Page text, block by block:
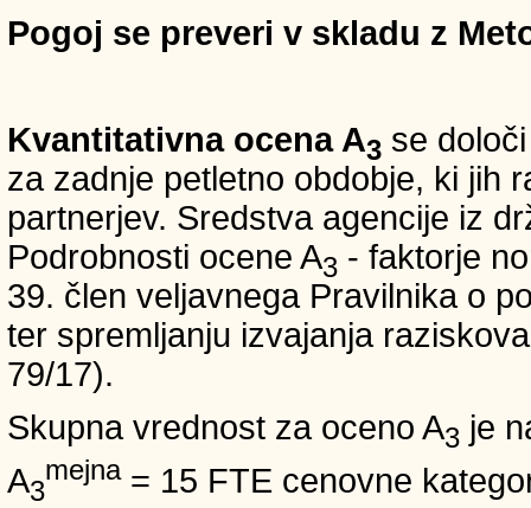
Pogoj se preveri v skladu z
Kvantitativna ocena A3 se
za zadnje petletno obdobje, ki jih
partnerjev. Sredstva agencije iz
Podrobnosti ocene A3 - faktorje
39. člen veljavnega Pravilnika o
ter spremljanju izvajanja
79/17).
Skupna vrednost za oceno A3 je
A3
mejna= 15 FTE cenovne